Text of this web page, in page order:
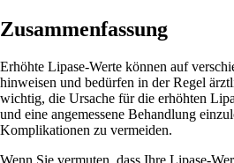
Zusammenfassung
Erhöhte Lipase-Werte können auf
hinweisen und bedürfen in der Regel
wichtig, die Ursache für die erhöhten
und eine angemessene Behandlung
Komplikationen zu vermeiden.
Wenn Sie vermuten, dass Ihre Lipase-